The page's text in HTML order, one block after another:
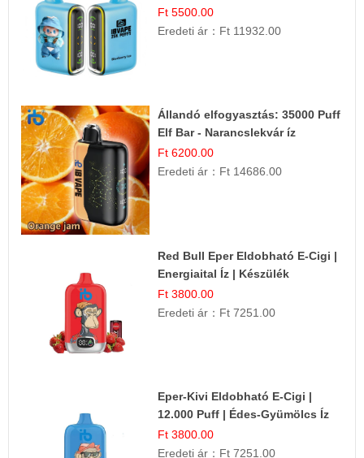
Ft 5500.00
Eredeti ár： Ft 11932.00
Állandó elfogyasztás: 35000 Puff
Elf Bar - Narancslekvár íz
Ft 6200.00
Eredeti ár： Ft 14686.00
Red Bull Eper Eldobható E-Cigi |
Energiaital Íz | Készülék
Használat
Ft 3800.00
Eredeti ár： Ft 7251.00
Eper-Kivi Eldobható E-Cigi |
12.000 Puff | Édes-Gyümölcs Íz
Ft 3800.00
Eredeti ár： Ft 7251.00